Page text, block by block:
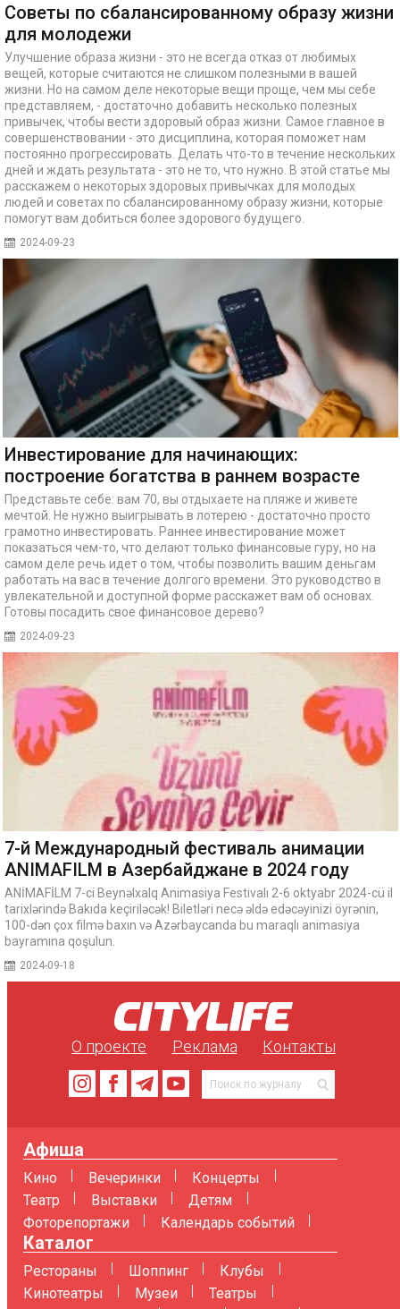
Советы по сбалансированному образу жизни
для молодежи
Улучшение образа жизни - это не всегда отказ от любимых
вещей, которые считаются не слишком полезными в вашей
жизни. Но на самом деле некоторые вещи проще, чем мы себе
представляем, - достаточно добавить несколько полезных
привычек, чтобы вести здоровый образ жизни. Самое главное в
совершенствовании - это дисциплина, которая поможет нам
постоянно прогрессировать. Делать что-то в течение нескольких
дней и ждать результата - это не то, что нужно. В этой статье мы
расскажем о некоторых здоровых привычках для молодых
людей и советах по сбалансированному образу жизни, которые
помогут вам добиться более здорового будущего.
2024-09-23
Инвестирование для начинающих:
построение богатства в раннем возрасте
Представьте себе: вам 70, вы отдыхаете на пляже и живете
мечтой. Не нужно выигрывать в лотерею - достаточно просто
грамотно инвестировать. Раннее инвестирование может
показаться чем-то, что делают только финансовые гуру, но на
самом деле речь идет о том, чтобы позволить вашим деньгам
работать на вас в течение долгого времени. Это руководство в
увлекательной и доступной форме расскажет вам об основах.
Готовы посадить свое финансовое дерево?
2024-09-23
7-й Международный фестиваль анимации
ANIMAFILM в Азербайджане в 2024 году
ANİMAFİLM 7-ci Beynəlxalq Animasiya Festivalı 2-6 oktyabr 2024-cü il
tarixlərində Bakıda keçiriləcək! Biletləri necə əldə edəcəyinizi öyrənin,
100-dən çox filmə baxın və Azərbaycanda bu maraqlı animasiya
bayramına qoşulun.
2024-09-18
О проекте Реклама Контакты
Афиша
Кино Вечеринки
Концерты
Театр
Выставки
Детям
Фоторепортажи
Календарь событий
Каталог
Рестораны Шоппинг
Клубы
Кинотеатры
Музеи
Театры